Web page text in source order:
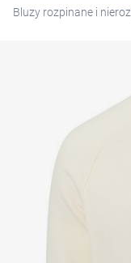
Bluzy rozpinane i